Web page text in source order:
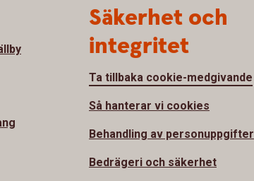
Säkerhet och
integritet
Ta tillbaka cookie-medgivande
Så hanterar vi cookies
Behandling av personuppgifter
Bedrägeri och säkerhet